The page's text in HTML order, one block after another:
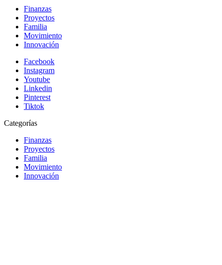
Finanzas
Proyectos
Familia
Movimiento
Innovación
Facebook
Instagram
Youtube
Linkedin
Pinterest
Tiktok
Categorías
Finanzas
Proyectos
Familia
Movimiento
Innovación